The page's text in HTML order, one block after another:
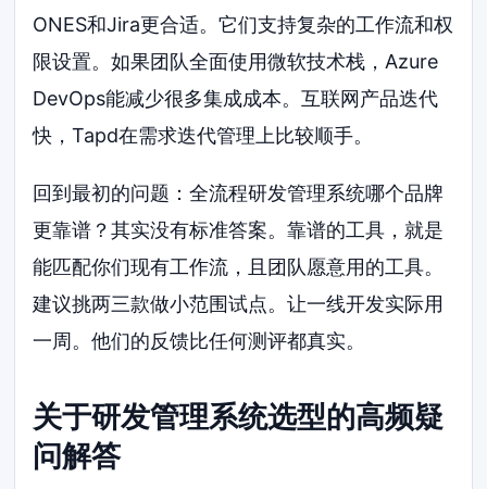
ONES和Jira更合适。它们支持复杂的工作流和权
限设置。如果团队全面使用微软技术栈，Azure
DevOps能减少很多集成成本。互联网产品迭代
快，Tapd在需求迭代管理上比较顺手。
回到最初的问题：全流程研发管理系统哪个品牌
更靠谱？其实没有标准答案。靠谱的工具，就是
能匹配你们现有工作流，且团队愿意用的工具。
建议挑两三款做小范围试点。让一线开发实际用
一周。他们的反馈比任何测评都真实。
关于研发管理系统选型的高频疑
问解答